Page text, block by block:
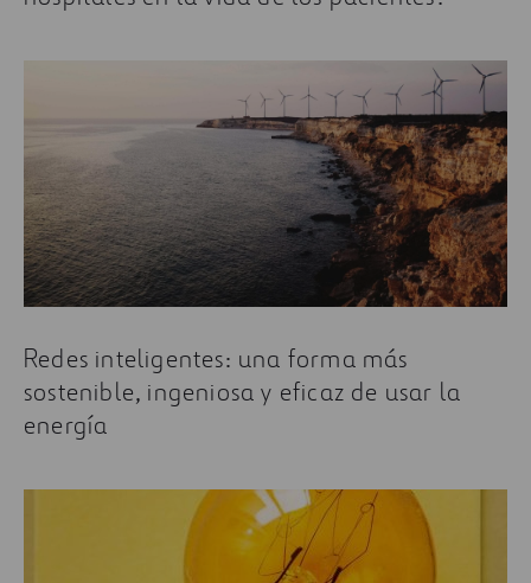
Redes inteligentes: una forma más
sostenible, ingeniosa y eficaz de usar la
energía